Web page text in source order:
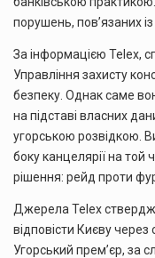
порушень, пов’язаних
За інформацією Telex,
Управління захисту
безпеку. Однак саме
на підставі власних
угорською розвідкою.
боку канцелярії на той
рішення: рейд проти
Джерела Telex
відповісти Києву
Угорський прем’єр, за